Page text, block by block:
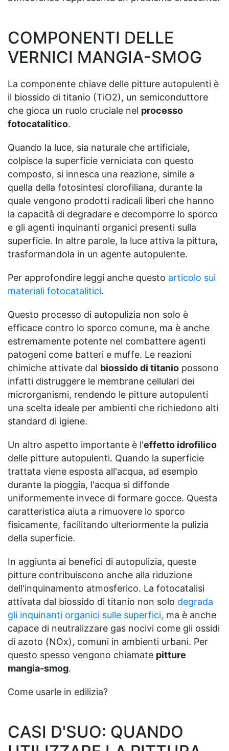
COMPONENTI DELLE
VERNICI MANGIA-SMOG
La componente chiave delle pitture autopulenti è
il biossido di titanio (TiO2), un semiconduttore
che gioca un ruolo cruciale nel processo
fotocatalitico.
Quando la luce, sia naturale che artificiale,
colpisce la superficie verniciata con questo
composto, si innesca una reazione, simile a
quella della fotosintesi clorofiliana, durante la
quale vengono prodotti radicali liberi che hanno
la capacità di degradare e decomporre lo sporco
e gli agenti inquinanti organici presenti sulla
superficie. In altre parole, la luce attiva la pittura,
trasformandola in un agente autopulente.
Per approfondire leggi anche questo articolo sui
materiali fotocatalitici.
Questo processo di autopulizia non solo è
efficace contro lo sporco comune, ma è anche
estremamente potente nel combattere agenti
patogeni come batteri e muffe. Le reazioni
chimiche attivate dal biossido di titanio possono
infatti distruggere le membrane cellulari dei
microrganismi, rendendo le pitture autopulenti
una scelta ideale per ambienti che richiedono alti
standard di igiene.
Un altro aspetto importante è l'effetto idrofilico
delle pitture autopulenti. Quando la superficie
trattata viene esposta all'acqua, ad esempio
durante la pioggia, l'acqua si diffonde
uniformemente invece di formare gocce. Questa
caratteristica aiuta a rimuovere lo sporco
fisicamente, facilitando ulteriormente la pulizia
della superficie.
In aggiunta ai benefici di autopulizia, queste
pitture contribuiscono anche alla riduzione
dell'inquinamento atmosferico. La fotocatalisi
attivata dal biossido di titanio non solo degrada
gli inquinanti organici sulle superfici, ma è anche
capace di neutralizzare gas nocivi come gli ossidi
di azoto (NOx), comuni in ambienti urbani. Per
questo spesso vengono chiamate pitture
mangia-smog.
Come usarle in edilizia?
CASI D'SUO: QUANDO